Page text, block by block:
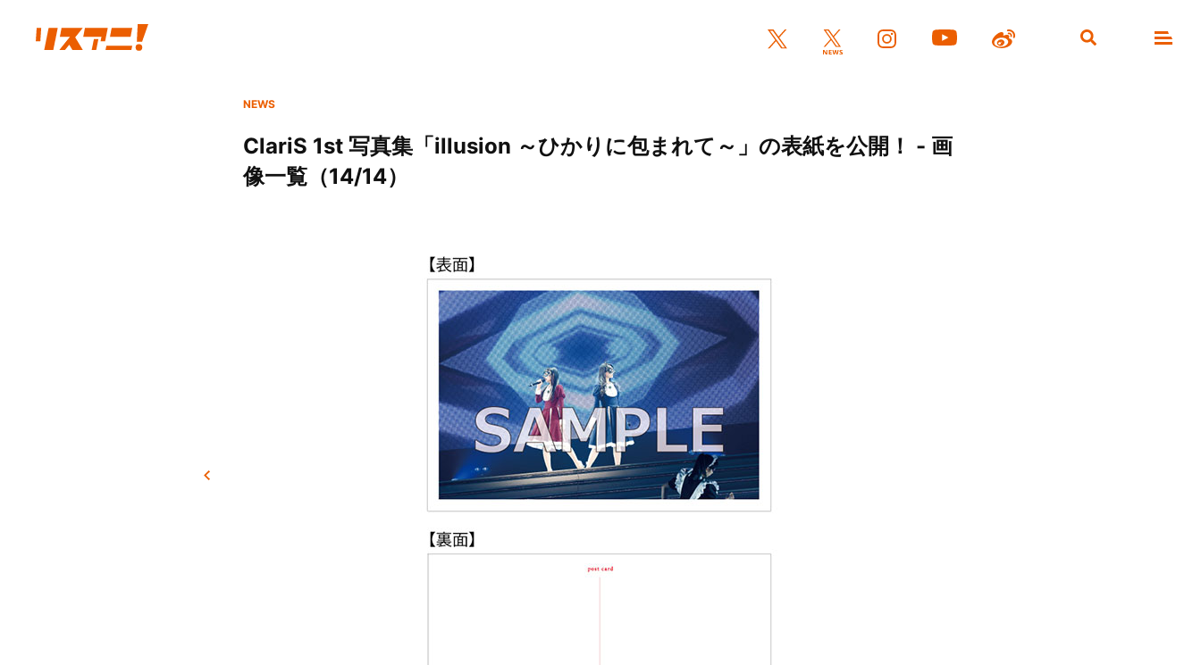
NEWS
ClariS 1st 写真集「illusion ～ひかりに包まれて～」の表紙を公開！ - 画
像一覧（14/14）